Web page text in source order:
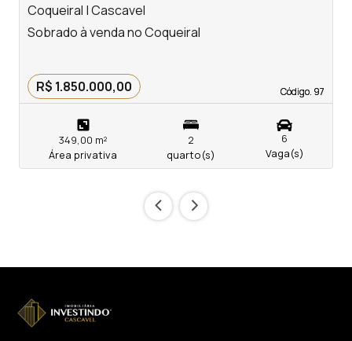
Coqueiral | Cascavel
Código. 97
Código. 97
Sobrado à venda no Coqueiral
R$ 1.850.000,00
349,00 m²
Área privativa
2
quarto(s)
6
Vaga(s)
‹ ›